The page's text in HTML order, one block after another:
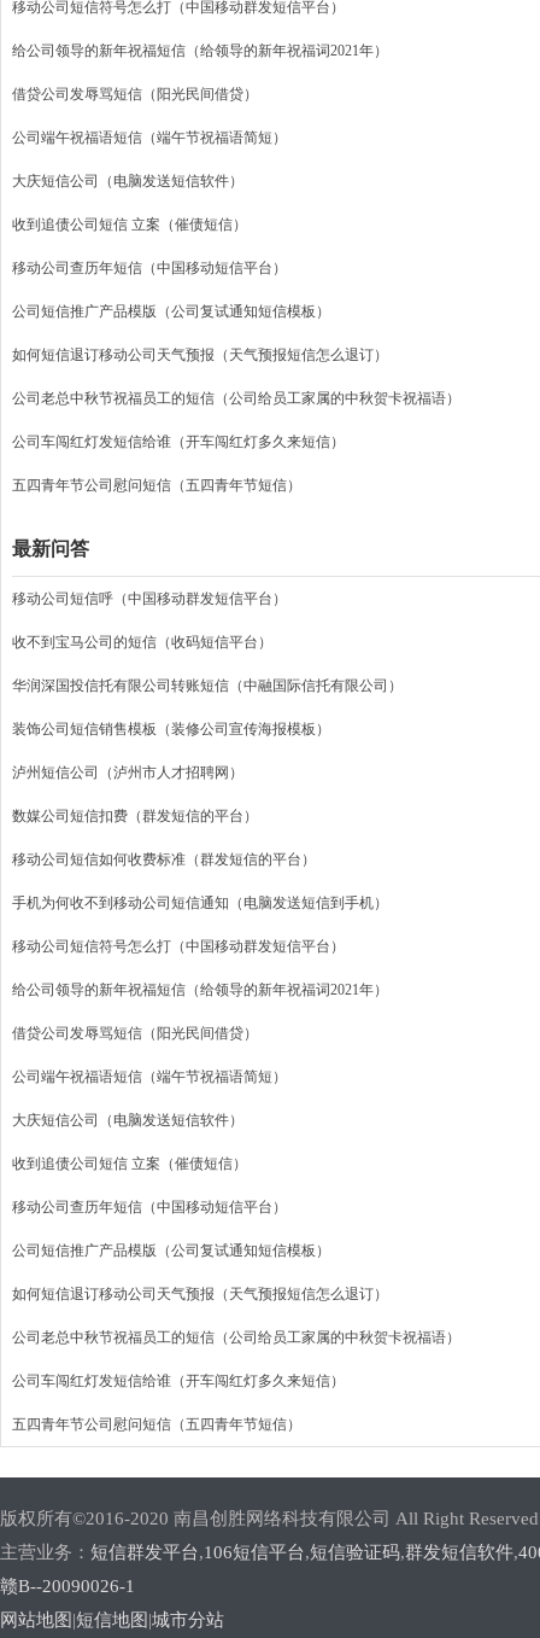
移动公司短信符号怎么打（中国移动群发短信平台）
给公司领导的新年祝福短信（给领导的新年祝福词2021年）
借贷公司发辱骂短信（阳光民间借贷）
公司端午祝福语短信（端午节祝福语简短）
大庆短信公司（电脑发送短信软件）
收到追债公司短信 立案（催债短信）
移动公司查历年短信（中国移动短信平台）
公司短信推广产品模版（公司复试通知短信模板）
如何短信退订移动公司天气预报（天气预报短信怎么退订）
公司老总中秋节祝福员工的短信（公司给员工家属的中秋贺卡祝福语）
公司车闯红灯发短信给谁（开车闯红灯多久来短信）
五四青年节公司慰问短信（五四青年节短信）
最新问答
移动公司短信呼（中国移动群发短信平台）
收不到宝马公司的短信（收码短信平台）
华润深国投信托有限公司转账短信（中融国际信托有限公司）
装饰公司短信销售模板（装修公司宣传海报模板）
泸州短信公司（泸州市人才招聘网）
数媒公司短信扣费（群发短信的平台）
移动公司短信如何收费标准（群发短信的平台）
手机为何收不到移动公司短信通知（电脑发送短信到手机）
移动公司短信符号怎么打（中国移动群发短信平台）
给公司领导的新年祝福短信（给领导的新年祝福词2021年）
借贷公司发辱骂短信（阳光民间借贷）
公司端午祝福语短信（端午节祝福语简短）
大庆短信公司（电脑发送短信软件）
收到追债公司短信 立案（催债短信）
移动公司查历年短信（中国移动短信平台）
公司短信推广产品模版（公司复试通知短信模板）
如何短信退订移动公司天气预报（天气预报短信怎么退订）
公司老总中秋节祝福员工的短信（公司给员工家属的中秋贺卡祝福语）
公司车闯红灯发短信给谁（开车闯红灯多久来短信）
五四青年节公司慰问短信（五四青年节短信）
版权所有©2016-2020 南昌创胜网络科技有限公司 All Right Reserved
主营业务： 短信群发平台,106短信平台,短信验证码,群发短信软件,
赣B--20090026-1
网站地图|短信地图|城市分站